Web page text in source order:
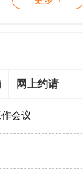
网上约请
会议